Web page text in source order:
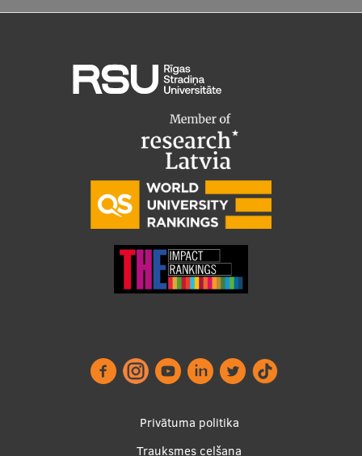
Privātuma politika
Trauksmes celšana